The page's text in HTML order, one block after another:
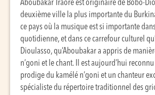
Aboubakar Traoré est originaire de Bobo-
deuxième ville la plus importante du
ce pays où la musique est si importante
quotidienne, et dans ce carrefour culturel
Dioulasso, qu’Aboubakar a appris de
n’goni et le chant. Il est aujourd’hui
prodige du kamélé n’goni et un chanteur
spécialiste du répertoire traditionnel des